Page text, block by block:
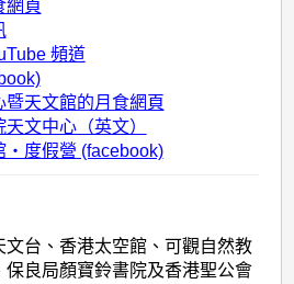
網頁
頻道
天文館的月食網頁
文中心（英文）
‧度假營 (facebook)
文台、香港太空館、可觀自然教
保良局顏寶鈴書院及香港聖公會